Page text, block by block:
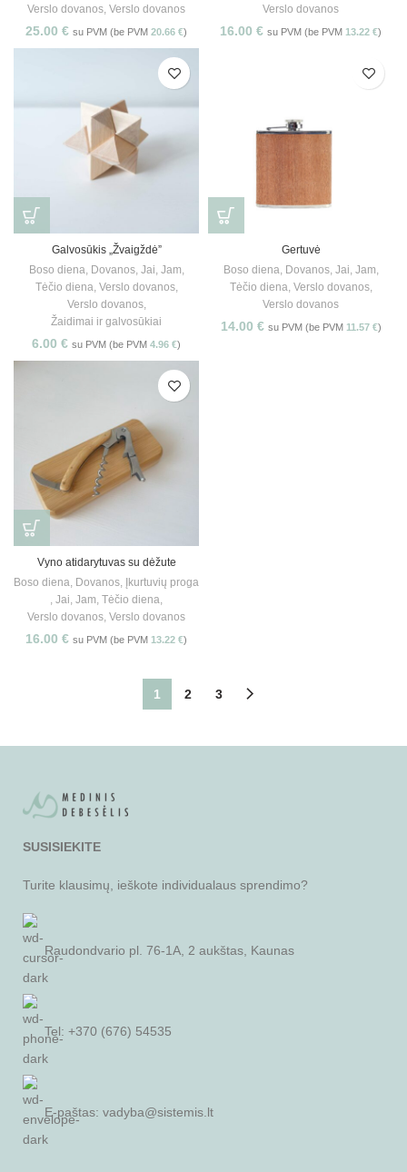
Verslo dovanos, Verslo dovanos
25.00 € su PVM (be PVM 20.66 €)
Verslo dovanos
16.00 € su PVM (be PVM 13.22 €)
Galvosūkis „Žvaigždė”
Boso diena, Dovanos, Jai, Jam,
Tėčio diena, Verslo dovanos,
Verslo dovanos,
Žaidimai ir galvosūkiai
6.00 € su PVM (be PVM 4.96 €)
Gertuvė
Boso diena, Dovanos, Jai, Jam,
Tėčio diena, Verslo dovanos,
Verslo dovanos
14.00 € su PVM (be PVM 11.57 €)
Vyno atidarytuvas su dėžute
Boso diena, Dovanos, Įkurtuvių proga
, Jai, Jam, Tėčio diena,
Verslo dovanos, Verslo dovanos
16.00 € su PVM (be PVM 13.22 €)
1 2 3
SUSISIEKITE
Turite klausimų, ieškote individualaus sprendimo?
Raudondvario pl. 76-1A, 2 aukštas, Kaunas
Tel: +370 (676) 54535
E-paštas: vadyba@sistemis.lt